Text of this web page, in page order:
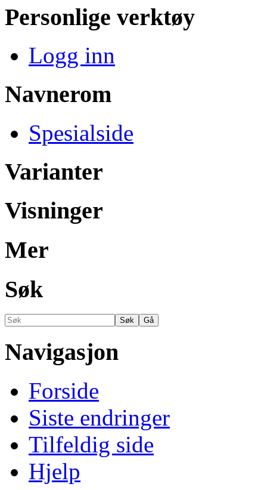
Personlige verktøy
Logg inn
Navnerom
Spesialside
Varianter
Visninger
Mer
Søk
Navigasjon
Forside
Siste endringer
Tilfeldig side
Hjelp